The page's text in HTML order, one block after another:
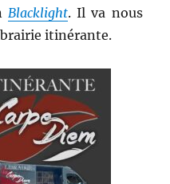
Blacklight. Il va nous
itinérante.